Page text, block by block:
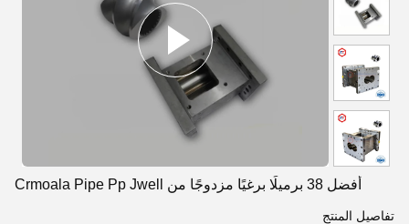
أفضل 38 برميلًا برغيًا مزدوجًا من Crmoala Pipe Pp Jwell
تفاصيل المنتج